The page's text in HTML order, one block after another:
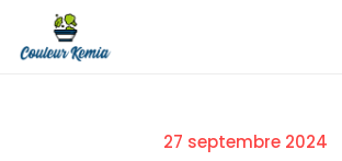
content
Posted
27 septembre 2024